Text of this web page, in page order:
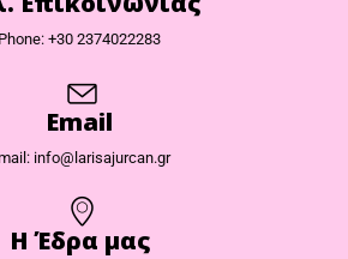
Phone: +30 2374022283
Email
info@larisajurcan.gr
Η Έδρα μας​